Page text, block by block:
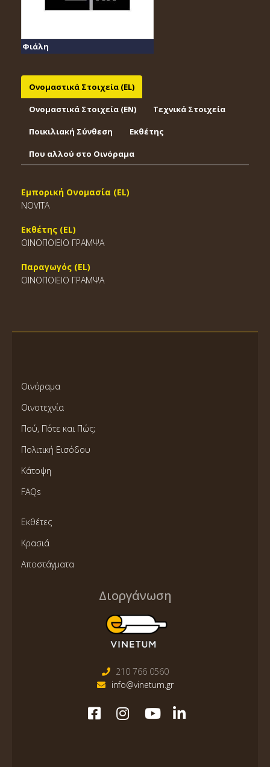
Φιάλη
Ονομαστικά Στοιχεία (EL)
Ονομαστικά Στοιχεία (EΝ) Τεχνικά Στοιχεία
Ποικιλιακή Σύνθεση Εκθέτης
Που αλλού στο Οινόραμα
Εμπορική Ονομασία (EL)
NOVITA
Εκθέτης (EL)
ΟΙΝΟΠΟΙΕΙΟ ΓΡΑΜΨΑ
Παραγωγός (EL)
ΟΙΝΟΠΟΙΕΙΟ ΓΡΑΜΨΑ
Οινόραμα
Οινοτεχνία
Πού, Πότε και Πώς;
Πολιτική Εισόδου
Κάτοψη
FAQs
Εκθέτες
Κρασιά
Αποστάγματα
Διοργάνωση
210 766 0560
info@vinetum.gr